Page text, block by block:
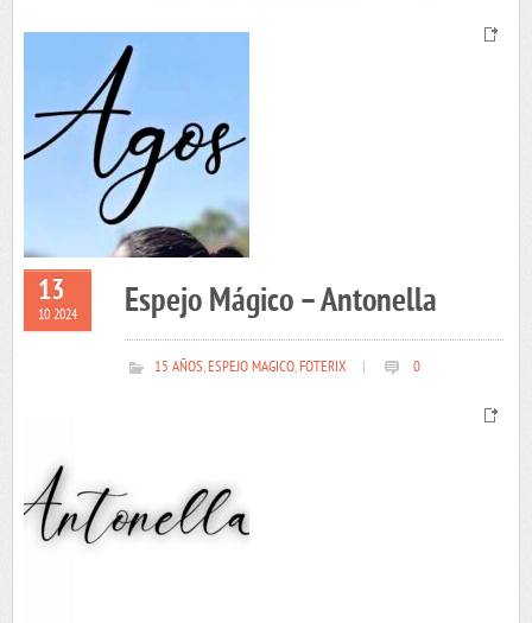
13
10 2024 Espejo Mágico – Antonella
15 AÑOS,ESPEJO MAGICO,FOTERIX 0